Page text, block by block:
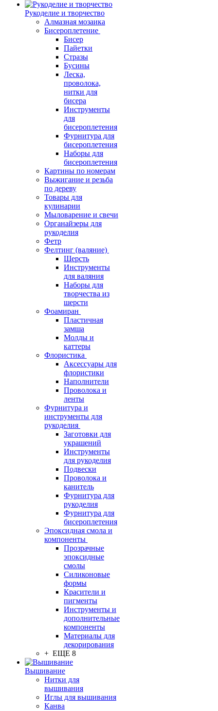
Рукоделие и творчество
Алмазная мозаика
Бисероплетение
Бисер
Пайетки
Стразы
Бусины
Леска,
проволока,
нитки для
бисера
Инструменты
для
бисероплетения
Фурнитура для
бисероплетения
Наборы для
бисероплетения
Картины по номерам
Выжигание и резьба
по дереву
Товары для
кулинарии
Мыловарение и свечи
Органайзеры для
рукоделия
Фетр
Фелтинг (валяние)
Шерсть
Инструменты
для валяния
Наборы для
творчества из
шерсти
Фоамиран
Пластичная
замша
Молды и
каттеры
Флористика
Аксессуары для
флористики
Наполнители
Проволока и
ленты
Фурнитура и
инструменты для
рукоделия
Заготовки для
украшений
Инструменты
для рукоделия
Подвески
Проволока и
канитель
Фурнитура для
рукоделия
Фурнитура для
бисероплетения
Эпоксидная смола и
компоненты
Прозрачные
эпоксидные
смолы
Силиконовые
формы
Красители и
пигменты
Инструменты и
дополнительные
компоненты
Материалы для
декорирования
+ ЕЩЕ 8
Вышивание
Нитки для
вышивания
Иглы для вышивания
Канва